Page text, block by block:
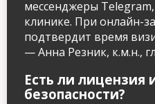
мессенджеры
клинике. При онлайн-
подтвердит время
— Анна Резник, к.м.н.,
Есть ли лицензия
безопасности?